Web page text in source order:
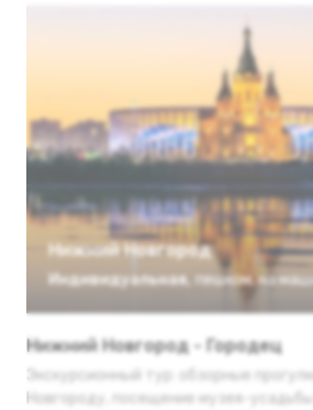
Нижний Новгород
Индивидуальная, пешком, на
Нижний Новгород - Городец
Экскурсионный тур: обзорные
Новгороду, посещение музея-